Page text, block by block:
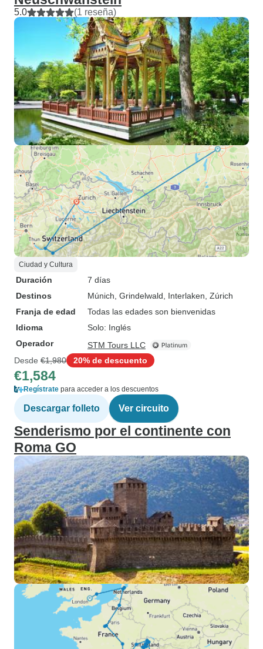
5.0 (1 reseña)
Ciudad y Cultura
Duración
7 días
Destinos
Múnich , Grindelwald , Interlaken , Zúrich
Franja de edad
Todas las edades son bienvenidas
Idioma
Solo: Inglés
Operador
STM Tours LLC
Desde €1,980 20% de descuento
€1,584
Regístrate para acceder a los descuentos
Descargar folleto Ver circuito
Senderismo por el continente con
Roma GO